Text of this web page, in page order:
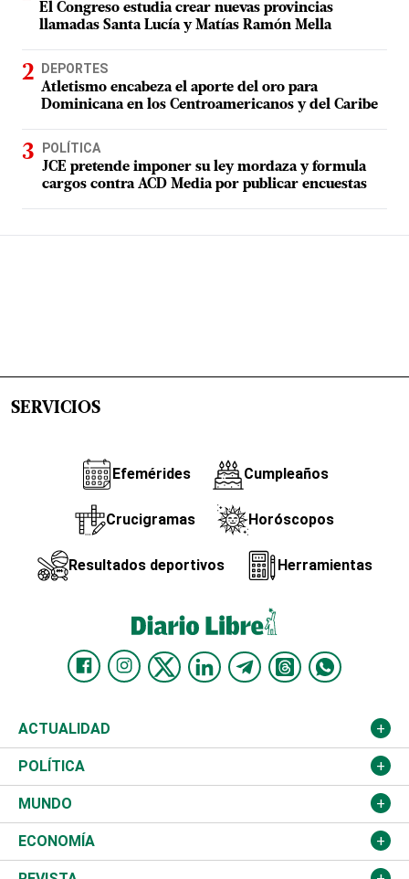
El Congreso estudia crear nuevas provincias
llamadas Santa Lucía y Matías Ramón Mella
DEPORTES
Atletismo encabeza el aporte del oro para
Dominicana en los Centroamericanos y del Caribe
POLÍTICA
JCE pretende imponer su ley mordaza y formula
cargos contra ACD Media por publicar encuestas
SERVICIOS
Efemérides Cumpleaños
Crucigramas Horóscopos
Resultados deportivos Herramientas
ACTUALIDAD
Nacional
Ciudad
Educación
POLÍTICA
Partidos
JCE
MUNDO
Estados Unidos
ECONOMÍA